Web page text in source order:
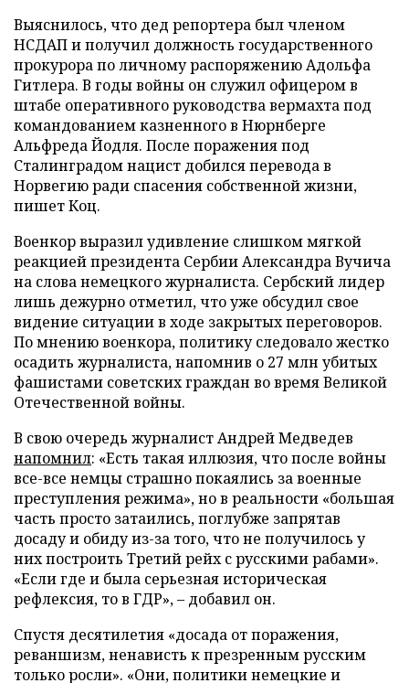
Выяснилось, что дед репортера был членом
НСДАП и получил должность государственного
прокурора по личному распоряжению Адольфа
Гитлера. В годы войны он служил офицером в
штабе оперативного руководства вермахта под
командованием казненного в Нюрнберге
Альфреда Йодля. После поражения под
Сталинградом нацист добился перевода в
Норвегию ради спасения собственной жизни,
пишет Коц.
Военкор выразил удивление слишком мягкой
реакцией президента Сербии Александра Вучича
на слова немецкого журналиста. Сербский лидер
лишь дежурно отметил, что уже обсудил свое
видение ситуации в ходе закрытых переговоров.
По мнению военкора, политику следовало жестко
осадить журналиста, напомнив о 27 млн убитых
фашистами советских граждан во время Великой
Отечественной войны.
В свою очередь журналист Андрей Медведев
напомнил: «Есть такая иллюзия, что после войны
все-все немцы страшно покаялись за военные
преступления режима», но в реальности «большая
часть просто затаились, поглубже запрятав
досаду и обиду из-за того, что не получилось у
них построить Третий рейх с русскими рабами».
«Если где и была серьезная историческая
рефлексия, то в ГДР», – добавил он.
Спустя десятилетия «досада от поражения,
реваншизм, ненависть к презренным русским
только росли». «Они, политики немецкие и